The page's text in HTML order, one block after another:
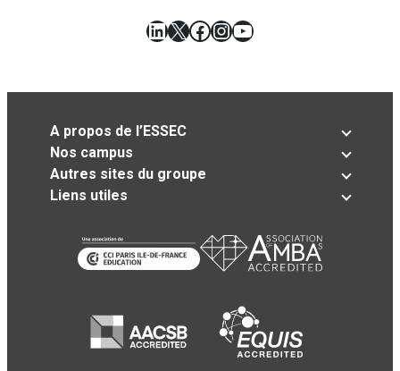
LinkedIn
X Facebook
Instagram
YouTube
A propos de l’ESSEC
Nos campus
Autres sites du groupe
Liens utiles